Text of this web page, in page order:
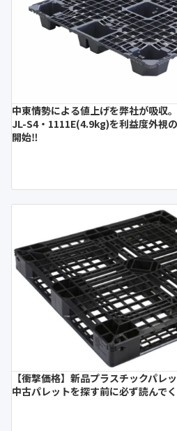
中東情勢による値上げを弊社が吸収
JL-S4・1111E(4.9kg)を利益度外視
開始‼︎
【衝撃価格】新品プラスチックパレ
中古パレットを探す前に必ず読んでく